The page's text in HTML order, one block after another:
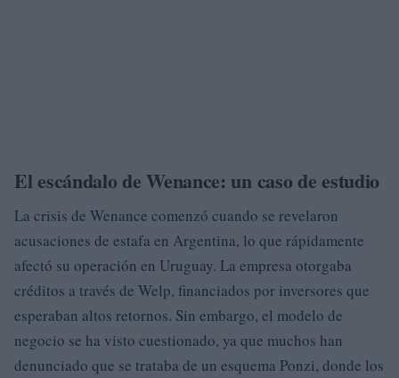
El escándalo de Wenance: un caso de estudio
La crisis de Wenance comenzó cuando se revelaron
acusaciones de estafa en Argentina, lo que rápidamente
afectó su operación en Uruguay. La empresa otorgaba
créditos a través de Welp, financiados por inversores que
esperaban altos retornos. Sin embargo, el modelo de
negocio se ha visto cuestionado, ya que muchos han
denunciado que se trataba de un esquema Ponzi, donde los